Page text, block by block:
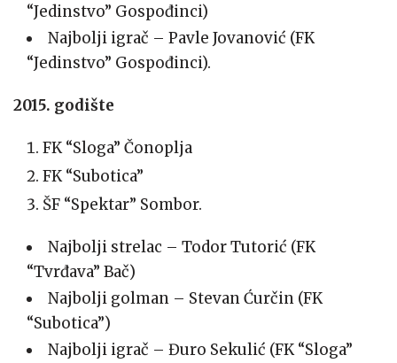
“Jedinstvo” Gospođinci)
Najbolji igrač – Pavle Jovanović (FK
“Jedinstvo” Gospođinci).
2015. godište
FK “Sloga” Čonoplja
FK “Subotica”
ŠF “Spektar” Sombor.
Najbolji strelac – Todor Tutorić (FK
“Tvrđava” Bač)
Najbolji golman – Stevan Ćurčin (FK
“Subotica”)
Najbolji igrač – Đuro Sekulić (FK “Sloga”